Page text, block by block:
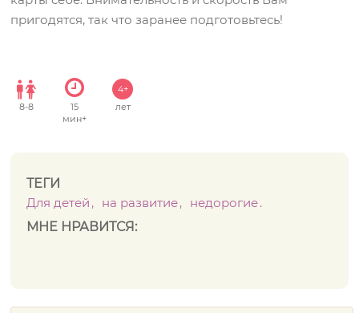
пригодятся, так что заранее подготовьтесь!
8-8
15
мин+
4+
лет
ТЕГИ
Для детей
на развитие
недорогие
МНЕ НРАВИТСЯ: